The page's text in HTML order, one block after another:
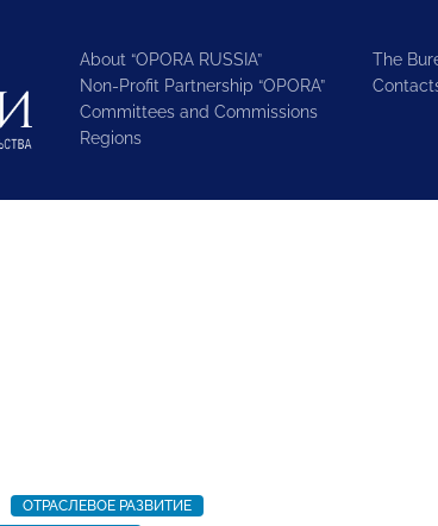
About “OPORA RUSSIA”
Non-Profit Partnership “OPORA”
Committees and Commissions
Regions
The
ОТРАСЛЕВОЕ РАЗВИТИЕ